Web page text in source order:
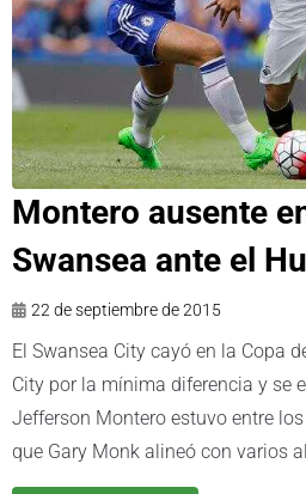
Montero ausente
Swansea ante el
22 de septiembre de 2015
El Swansea City cayó en la Copa
City por la mínima diferencia y se
Jefferson Montero estuvo entre
que Gary Monk alineó con varios